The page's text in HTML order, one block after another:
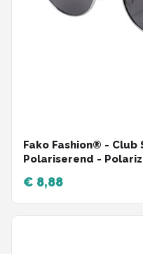
Fako Fashion® -
Polariserend -
€ 8,88